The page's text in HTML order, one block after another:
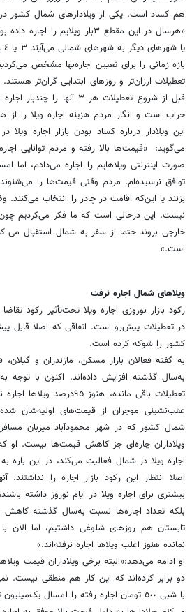
هم کساد ‏است. یکی از ویلادارهای شمال کشور
«هرسال در این مقطع ٣بار ‏ویلایم
بازه زمانی را برای تعیین اجاره‌بها مشخص
قبل از شروع تعطیلات هر ٣
خراب ‏است و انگار مردم هزینه اجاره ویلا را از
این ویلادار درباره کساد ‏بودن بازار اجاره
می‌گوید: «قیمت‌ها بالا رفته و مردم توانایی
صورت اینترنتی ویلاهایم را اجاره می‌دادم،
توافق نرسیده‌ام. مردم وقتی قیمت‌ها را
بزنند یا ‏این‌که اقامت در چادر را انتخاب
نیست. این درحالی است ‏که ما فکر می‌کردیم چون
خارجی بروند حتما از سفر به شمال استقبال ‏می
است.»‏
ویلاهای شمال اجاره نرفت
رکود بازار نوروزی اجاره ویلا تحت‌تأثیر رکود
در تعطیلات ‏پیش‌رو است. اتفاقی که اصلا قابل
کشور را شوکه کرده است.‏
تعطیلات باقی مانده، هنوز
عقب‌نشینی موجران از قیمت‌های اولیه‌شان
شمال کشور که در شهر محمودآباد میزبان
‏ویلاداران چاره‌ای جز کاهش قیمت‌ها نیست. او
اجاره ویلا در شمال ‏فعالیت می‌کند، در این باره
اصلا انتظار این رکود بازار اجاره را
بیشتری برای اجاره ویلا در ایام نوروز داشته
بلکه تعداد اجاره‌ها نسبت به‌سال گذشته
تابستان ‏هم روزهای شلوغی داشتیم، اما الان
نمانده هنوز اغلب ویلاها اجاره ‏نرفته‌اند.‏»
او ادامه می‌دهد:«البته برخی ویلاداران قیمت
دو برابر کرده‌اند ‏که این کار هم منطقی نیست.
با شبی ٥٠٠ تومان اجاره رفته را امسال